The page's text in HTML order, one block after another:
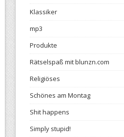
Klassiker
mp3
Produkte
Rätselspaß mit blunzn.com
Religiöses
Schönes am Montag
Shit happens
Simply stupid!